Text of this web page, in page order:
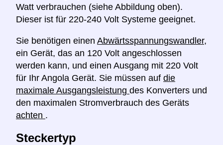
Watt verbrauchen (siehe Abbildung oben).
Dieser ist für 220-240 Volt Systeme geeignet.
Sie benötigen einen Abwärtsspannungswandler,
ein Gerät, das an 120 Volt angeschlossen
werden kann, und einen Ausgang mit 220 Volt
für Ihr Angola Gerät. Sie müssen auf die
maximale Ausgangsleistung des Konverters und
den maximalen Stromverbrauch des Geräts
achten .
Steckertyp